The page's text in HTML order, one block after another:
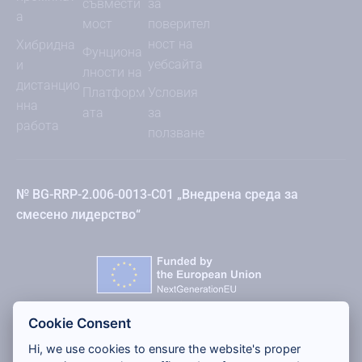
а
Хибридна
и
дистанцио
нна
работа
съвмести
мост
Фунциона
лности на
Платформ
ата
за
поверител
ност на
уебсайта
Условия
за
ползване
№ BG-RRP-2.006-0013-C01 „Внедрена среда за
смесено лидерство“
Cookie Consent
Hi, we use cookies to ensure the website's proper